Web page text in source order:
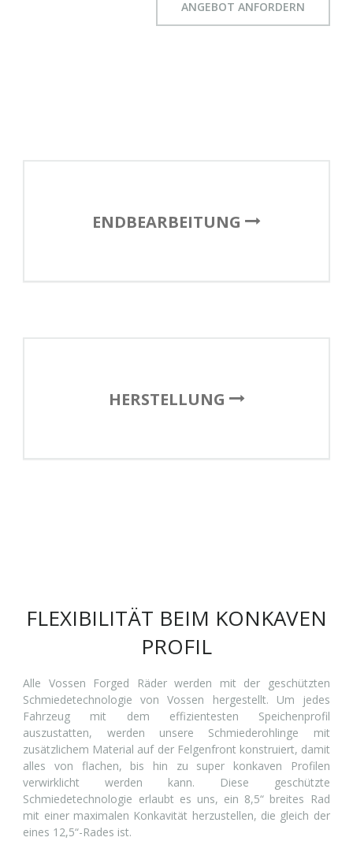
ANGEBOT ANFORDERN
ENDBEARBEITUNG
HERSTELLUNG
FLEXIBILITÄT BEIM KONKAVEN
PROFIL
Alle Vossen Forged Räder werden mit der geschützten
Schmiedetechnologie von Vossen hergestellt. Um jedes
Fahrzeug mit dem effizientesten Speichenprofil
auszustatten, werden unsere Schmiederohlinge mit
zusätzlichem Material auf der Felgenfront konstruiert, damit
alles von flachen, bis hin zu super konkaven Profilen
verwirklicht werden kann. Diese geschützte
Schmiedetechnologie erlaubt es uns, ein 8,5“ breites Rad
mit einer maximalen Konkavität herzustellen, die gleich der
eines 12,5“-Rades ist.